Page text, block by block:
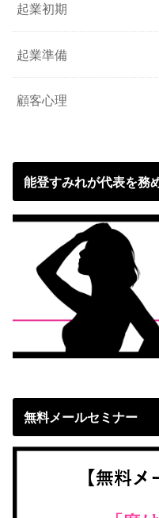
起業初期
起業準備
顧客心理
能登すみれが代表を務
無料メールセミナー